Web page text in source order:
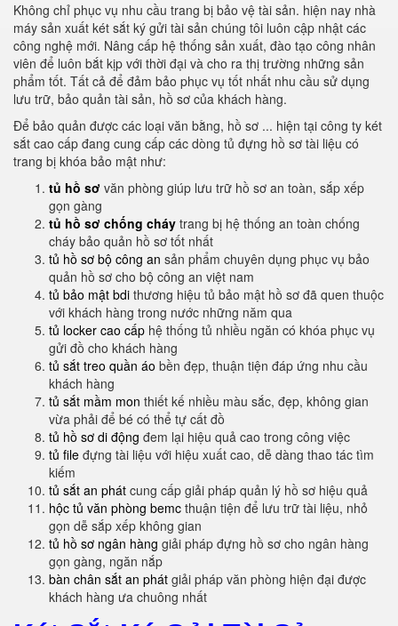
Không chỉ phục vụ nhu cầu trang bị bảo vệ tài sản. hiện nay nhà
máy sản xuất két sắt ký gửi tài sản chúng tôi luôn cập nhật các
công nghệ mới. Nâng cấp hệ thống sản xuất, đào tạo công nhân
viên để luôn bắt kịp với thời đại và cho ra thị trường những sản
phẩm tốt. Tất cả để đảm bảo phục vụ tốt nhất nhu cầu sử dụng
lưu trữ, bảo quản tài sản, hồ sơ của khách hàng.
Để bảo quản được các loại văn bằng, hồ sơ ... hiện tại công ty két
sắt cao cấp đang cung cấp các dòng tủ đựng hồ sơ tài liệu có
trang bị khóa bảo mật như:
tủ hồ sơ văn phòng giúp lưu trữ hồ sơ an toàn, sắp xếp
gọn gàng
tủ hồ sơ chống cháy trang bị hệ thống an toàn chống
cháy bảo quản hồ sơ tốt nhất
tủ hồ sơ bộ công an sản phẩm chuyên dụng phục vụ bảo
quản hồ sơ cho bộ công an việt nam
tủ bảo mật bdi thương hiệu tủ bảo mật hồ sơ đã quen thuộc
với khách hàng trong nước những năm qua
tủ locker cao cấp hệ thống tủ nhiều ngăn có khóa phục vụ
gửi đồ cho khách hàng
tủ sắt treo quần áo bền đẹp, thuận tiện đáp ứng nhu cầu
khách hàng
tủ sắt mầm mon thiết kế nhiều màu sắc, đẹp, không gian
vừa phải để bé có thể tự cất đồ
tủ hồ sơ di động đem lại hiệu quả cao trong công việc
tủ file đựng tài liệu với hiệu xuất cao, dễ dàng thao tác tìm
kiếm
tủ sắt an phát cung cấp giải pháp quản lý hồ sơ hiệu quả
hộc tủ văn phòng bemc thuận tiện để lưu trữ tài liệu, nhỏ
gọn dễ sắp xếp không gian
tủ hồ sơ ngân hàng giải pháp đựng hồ sơ cho ngân hàng
gọn gàng, ngăn nắp
bàn chân sắt an phát giải pháp văn phòng hiện đại được
khách hàng ưa chuông nhất